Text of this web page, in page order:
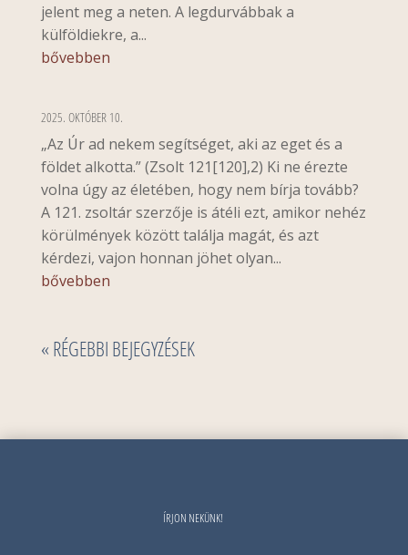
jelent meg a neten. A legdurvábbak a
külföldiekre, a...
bővebben
2025. OKTÓBER 10.
„Az Úr ad nekem segítséget, aki az eget és a
földet alkotta.” (Zsolt 121[120],2) Ki ne érezte
volna úgy az életében, hogy nem bírja tovább?
A 121. zsoltár szerzője is átéli ezt, amikor nehéz
körülmények között találja magát, és azt
kérdezi, vajon honnan jöhet olyan...
bővebben
« RÉGEBBI BEJEGYZÉSEK
ÍRJON NEKÜNK!